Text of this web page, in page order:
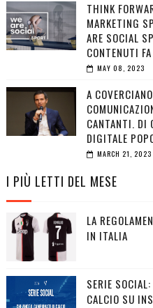
THINK
MARKETING
ARE SOCIAL
CONTENUTI
MAY 08, 2023
A
CANTANTI. DI
DIGITALE
MARCH 21, 2023
I PIÙ LETTI DEL MESE
LA
IN ITALIA
SERIE
CALCIO SU